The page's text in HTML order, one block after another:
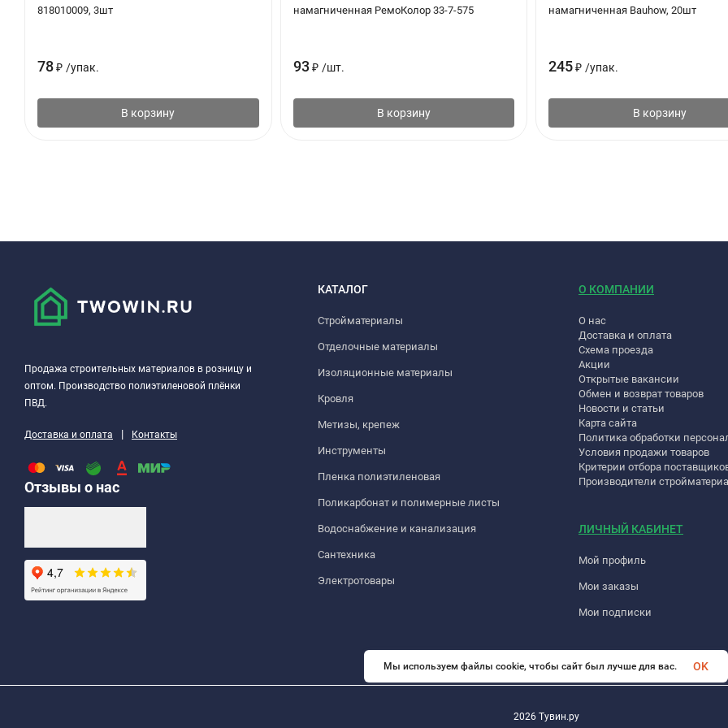
818010009, 3шт
78₽ /упак.
В корзину
намагниченная РемоКолор 33-7-575
93 ₽ /шт.
В корзину
намагниченная Bauhow, 20шт
245 ₽ /упак.
В корзину
Продажа строительных материалов в розницу и
оптом. Производство полиэтиленовой плёнки
ПВД.
Доставка и оплата | Контакты
Отзывы о нас
КАТАЛОГ
Стройматериалы
Отделочные материалы
Изоляционные материалы
Кровля
Метизы, крепеж
Инструменты
Пленка полиэтиленовая
Поликарбонат и полимерные листы
Водоснабжение и канализация
Сантехника
Электротовары
О КОМПАНИИ
О нас
Доставка и оплата
Схема проезда
Акции
Открытые вакансии
Обмен и возврат товаров
Новости и статьи
Карта сайта
Политика обработки
Условия продажи товаров
Критерии отбора
Производители
ЛИЧНЫЙ КАБИНЕТ
Мой профиль
Мои заказы
Мои подписки
2026 Тувин.ру
Мы используем файлы cookie, чтобы сайт был лучше для вас. OK